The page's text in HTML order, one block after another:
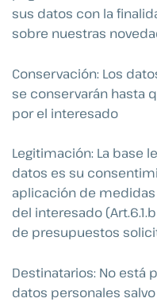
sus datos con la
sobre nuestras
Conservación: Los
se conservarán hasta
por el interesado
Legitimación: La base
datos es su
aplicación de
del interesado
de presupuestos
Destinatarios: No está
datos personales